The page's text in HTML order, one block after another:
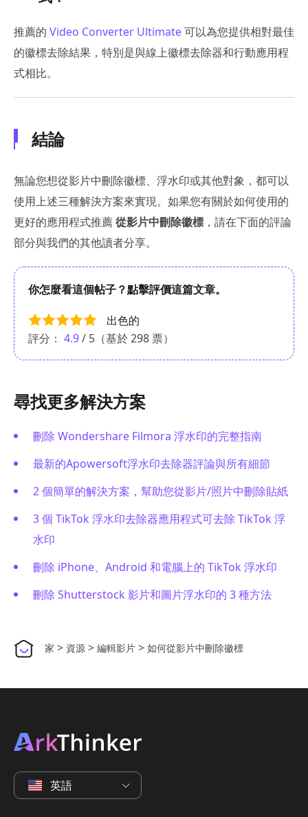
推薦的 Video Converter Ultimate可以為您提供相對最佳
的徽標去除結果，特別是與線上徽標去除器和行動應用程
式相比。
結論
無論您想從影片中刪除徽標、浮水印或其他對象，都可以
使用上述三種解決方案來實現。如果您有關於如何使用的
更好的應用程式推薦從影片中刪除徽標 ，請在下面的評論
部分與我們的其他讀者分享。
你怎麼看這個帖子？點擊評價這篇文章。
出色的
評分： 4.9/ 5（基於298 票）
尋找更多解決方案
刪除 Wondershare Filmora 浮水印的完整指南
最新的Apowersoft浮水印去除器評論與所有細節
2 個簡單的解決方案，幫助您從影片/照片中刪除貼紙
3 個 TikTok 浮水印去除器應用程式可去除 TikTok 浮
水印
刪除 iPhone、Android 和電腦上的 TikTok 浮水印
刪除 Shutterstock 影片和圖片浮水印的 3 種方法
家 > 資源 > 編輯影片 > 如何從影片中刪除徽標
英語